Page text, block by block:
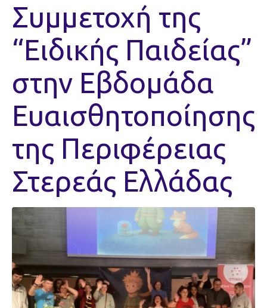
Συμμετοχή της
“Ειδικής Παιδείας”
στην Εβδομάδα
Ευαισθητοποίησης
της Περιφέρειας
Στερεάς Ελλάδας